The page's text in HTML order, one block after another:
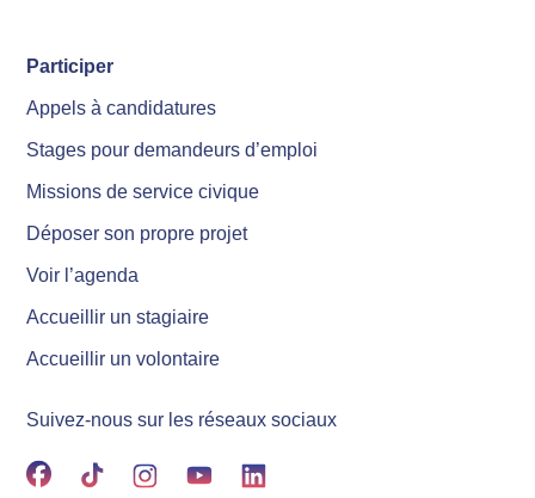
Participer
Appels à candidatures
Stages pour demandeurs d’emploi
Missions de service civique
Déposer son propre projet
Voir l’agenda
Accueillir un stagiaire
Accueillir un volontaire
Suivez-nous sur les réseaux sociaux